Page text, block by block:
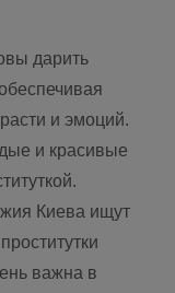
дарить
и эмоций.
и красивые
Киева ищут
важна в